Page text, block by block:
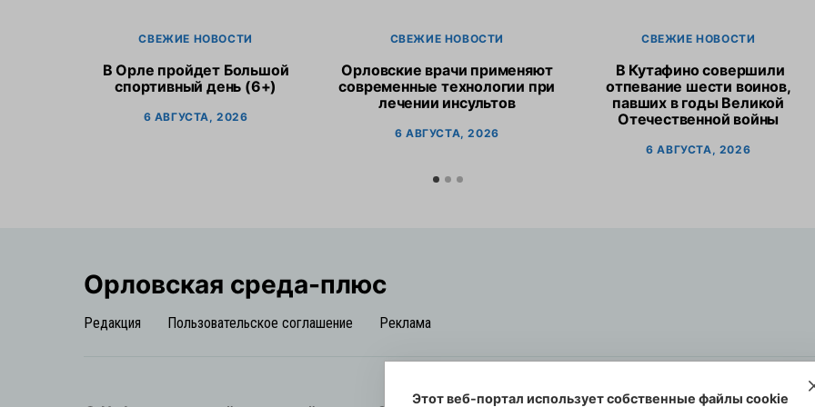
СВЕЖИЕ НОВОСТИ
В Орле пройдет Большой
спортивный день (6+)
6 АВГУСТА, 2026
СВЕЖИЕ НОВОСТИ
Орловские врачи применяют
современные технологии при
лечении инсультов
6 АВГУСТА, 2026
СВЕЖИЕ НОВОСТИ
В Кутафино совершили
отпевание шести воинов,
павших в годы Великой
Отечественной войны
6 АВГУСТА, 2026
Орловская cреда-плюс
Редакция Пользовательское соглашение Реклама
Этот веб-портал использует собственные файлы cookie